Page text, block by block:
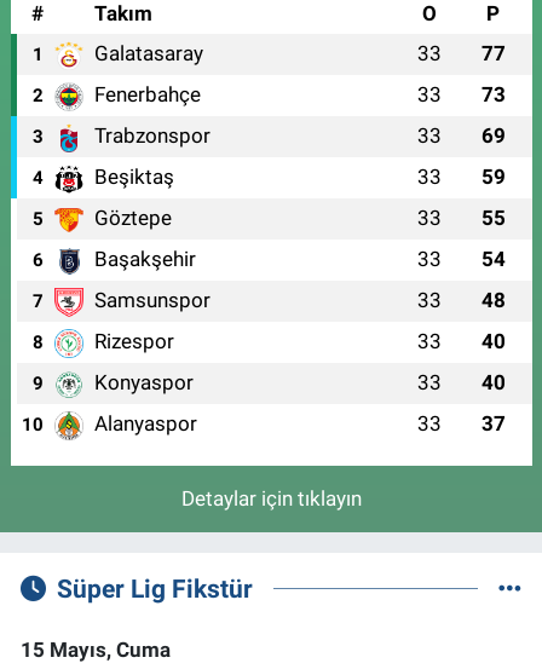
#
Takım O P
1 Galatasaray 33 77
2 Fenerbahçe 33 73
3 Trabzonspor 33 69
4 Beşiktaş 33 59
5 Göztepe 33 55
6 Başakşehir 33 54
7 Samsunspor 33 48
8 Rizespor 33 40
9 Konyaspor 33 40
10 Alanyaspor 33 37
Detaylar için tıklayın
Süper Lig Fikstür
15 Mayıs, Cuma